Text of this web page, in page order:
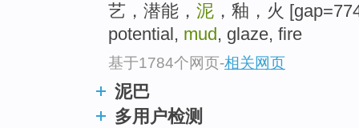
艺，潜能， 泥 ，釉，火
potential, mud , glaze, fire
基于1784个网页-相关网页
泥巴
多用户检测